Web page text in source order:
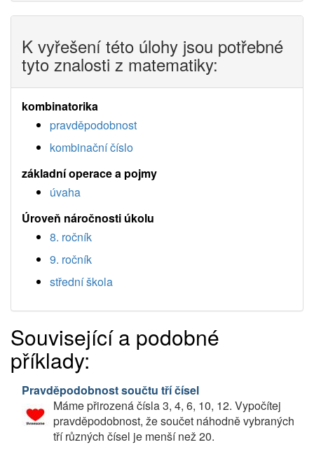
K vyřešení této úlohy jsou potřebné
tyto znalosti z matematiky:
kombinatorika
pravděpodobnost
kombinační číslo
základní operace a pojmy
úvaha
Úroveň náročnosti úkolu
8. ročník
9. ročník
střední škola
Související a podobné
příklady:
Pravděpodobnost součtu tří čísel
Máme přirozená čísla 3, 4, 6, 10, 12. Vypočítej
pravděpodobnost, že součet náhodně vybraných
tří různých čísel je menší než 20.